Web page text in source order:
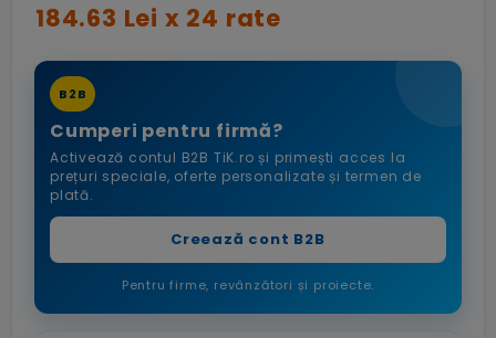
184.63 Lei x 24 rate
B2B
Cumperi pentru firmă?
Activează contul B2B TiK.ro și primești acces la
prețuri speciale, oferte personalizate și termen de
plată.
Creează cont B2B
Pentru firme, revânzători și proiecte.